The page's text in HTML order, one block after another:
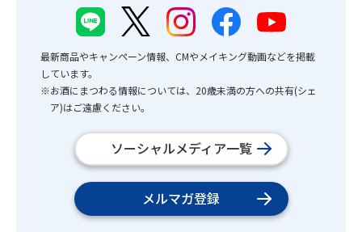
最新商品やキャンペーン情報、CMやメイキング動画などを掲載
しています。
※お酒にまつわる情報については、20歳未満の方への共有(シェ
ア)はご遠慮ください。
ソーシャルメディア一覧
メルマガ登録